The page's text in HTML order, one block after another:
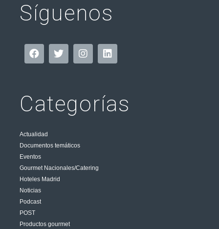
Síguenos
Categorías
Actualidad
Documentos temáticos
Eventos
Gourmet Nacionales/Catering
Hoteles Madrid
Noticias
Podcast
POST
Productos gourmet